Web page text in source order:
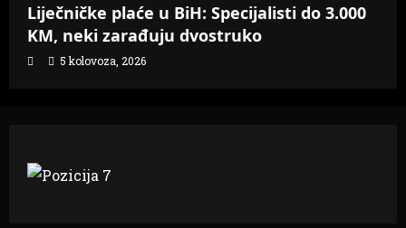
Liječničke plaće u BiH: Specijalisti do 3.000
KM, neki zarađuju dvostruko
5 kolovoza, 2026